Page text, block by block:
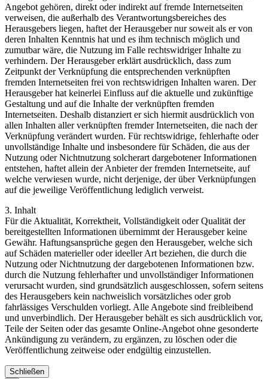
Angebot gehören, direkt oder indirekt auf fremde Internetseiten
verweisen, die außerhalb des Verantwortungsbereiches des
Herausgebers liegen, haftet der Herausgeber nur soweit als er von
deren Inhalten Kenntnis hat und es ihm technisch möglich und
zumutbar wäre, die Nutzung im Falle rechtswidriger Inhalte zu
verhindern. Der Herausgeber erklärt ausdrücklich, dass zum
Zeitpunkt der Verknüpfung die entsprechenden verknüpften
fremden Internetseiten frei von rechtswidrigen Inhalten waren. Der
Herausgeber hat keinerlei Einfluss auf die aktuelle und zukünftige
Gestaltung und auf die Inhalte der verknüpften fremden
Internetseiten. Deshalb distanziert er sich hiermit ausdrücklich von
allen Inhalten aller verknüpften fremder Internetseiten, die nach der
Verknüpfung verändert wurden. Für rechtswidrige, fehlerhafte oder
unvollständige Inhalte und insbesondere für Schäden, die aus der
Nutzung oder Nichtnutzung solcherart dargebotener Informationen
entstehen, haftet allein der Anbieter der fremden Internetseite, auf
welche verwiesen wurde, nicht derjenige, der über Verknüpfungen
auf die jeweilige Veröffentlichung lediglich verweist.
3. Inhalt
Für die Aktualität, Korrektheit, Vollständigkeit oder Qualität der
bereitgestellten Informationen übernimmt der Herausgeber keine
Gewähr. Haftungsansprüche gegen den Herausgeber, welche sich
auf Schäden materieller oder ideeller Art beziehen, die durch die
Nutzung oder Nichtnutzung der dargebotenen Informationen bzw.
durch die Nutzung fehlerhafter und unvollständiger Informationen
verursacht wurden, sind grundsätzlich ausgeschlossen, sofern seitens
des Herausgebers kein nachweislich vorsätzliches oder grob
fahrlässiges Verschulden vorliegt. Alle Angebote sind freibleibend
und unverbindlich. Der Herausgeber behält es sich ausdrücklich vor,
Teile der Seiten oder das gesamte Online-Angebot ohne gesonderte
Ankündigung zu verändern, zu ergänzen, zu löschen oder die
Veröffentlichung zeitweise oder endgültig einzustellen.
Schließen